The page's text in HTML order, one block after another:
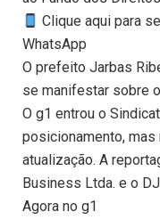
Clique aqui para
WhatsApp
O prefeito Jarbas
se manifestar sobre
O g1 entrou o
posicionamento,
atualização. A
Business Ltda. e o
Agora no g1